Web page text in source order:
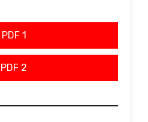
PDF 1
PDF 2